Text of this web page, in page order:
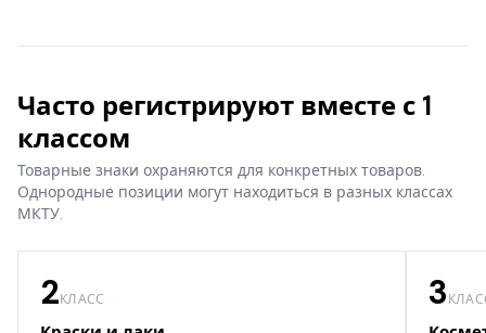
Часто регистрируют вместе с 1
классом
Товарные знаки охраняются для конкретных товаров.
Однородные позиции могут находиться в разных классах
МКТУ.
2КЛАСС 3